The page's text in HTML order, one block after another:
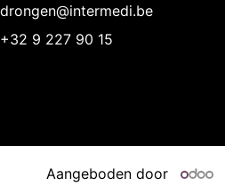
drongen@intermedi.be
+32 9 227 90 15
Aangeboden door